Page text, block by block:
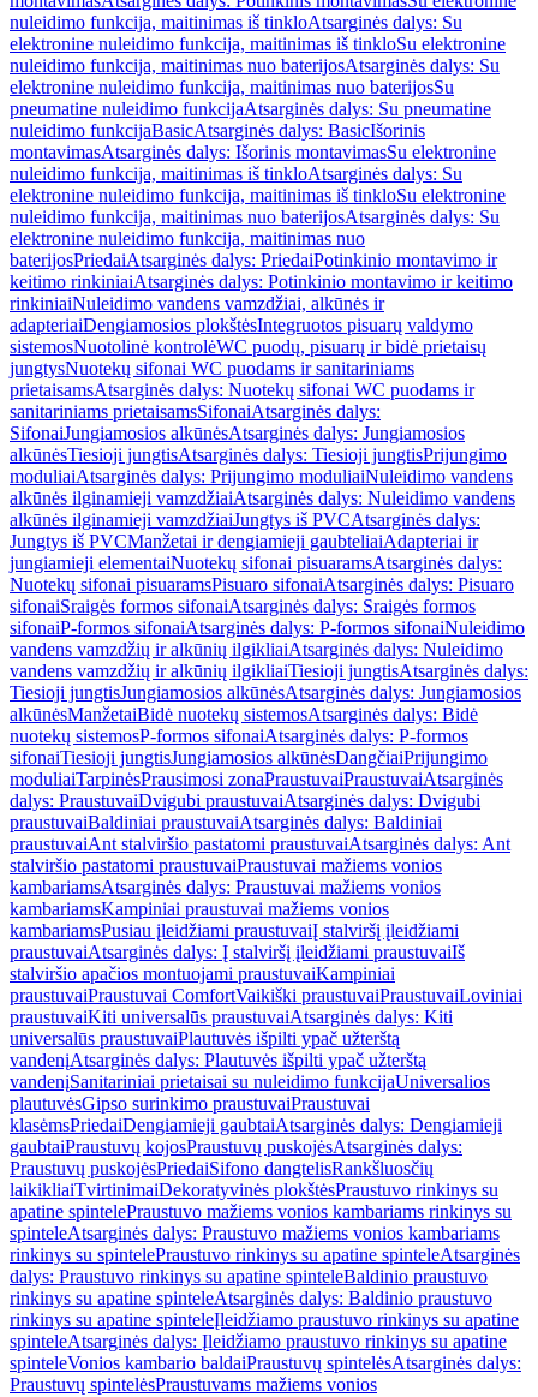
nuleidimo funkcija, maitinimas iš tinkloAtsarginės dalys: Su
elektronine nuleidimo funkcija, maitinimas iš tinkloSu elektronine
nuleidimo funkcija, maitinimas nuo baterijosAtsarginės dalys: Su
elektronine nuleidimo funkcija, maitinimas nuo baterijosSu
pneumatine nuleidimo funkcijaAtsarginės dalys: Su pneumatine
nuleidimo funkcijaBasicAtsarginės dalys: BasicIšorinis
montavimasAtsarginės dalys: Išorinis montavimasSu elektronine
nuleidimo funkcija, maitinimas iš tinkloAtsarginės dalys: Su
elektronine nuleidimo funkcija, maitinimas iš tinkloSu elektronine
nuleidimo funkcija, maitinimas nuo baterijosAtsarginės dalys: Su
elektronine nuleidimo funkcija, maitinimas nuo
baterijosPriedaiAtsarginės dalys: PriedaiPotinkinio montavimo ir
keitimo rinkiniaiAtsarginės dalys: Potinkinio montavimo ir keitimo
rinkiniaiNuleidimo vandens vamzdžiai, alkūnės ir
adapteriaiDengiamosios plokštėsIntegruotos pisuarų valdymo
sistemosNuotolinė kontrolėWC puodų, pisuarų ir bidė prietaisų
jungtysNuotekų sifonai WC puodams ir sanitariniams
prietaisamsAtsarginės dalys: Nuotekų sifonai WC puodams ir
sanitariniams prietaisamsSifonaiAtsarginės dalys:
SifonaiJungiamosios alkūnėsAtsarginės dalys: Jungiamosios
alkūnėsTiesioji jungtisAtsarginės dalys: Tiesioji jungtisPrijungimo
moduliaiAtsarginės dalys: Prijungimo moduliaiNuleidimo vandens
alkūnės ilginamieji vamzdžiaiAtsarginės dalys: Nuleidimo vandens
alkūnės ilginamieji vamzdžiaiJungtys iš PVCAtsarginės dalys:
Jungtys iš PVCManžetai ir dengiamieji gaubteliaiAdapteriai ir
jungiamieji elementaiNuotekų sifonai pisuaramsAtsarginės dalys:
Nuotekų sifonai pisuaramsPisuaro sifonaiAtsarginės dalys: Pisuaro
sifonaiSraigės formos sifonaiAtsarginės dalys: Sraigės formos
sifonaiP-formos sifonaiAtsarginės dalys: P-formos sifonaiNuleidimo
vandens vamzdžių ir alkūnių ilgikliaiAtsarginės dalys: Nuleidimo
vandens vamzdžių ir alkūnių ilgikliaiTiesioji jungtisAtsarginės dalys:
Tiesioji jungtisJungiamosios alkūnėsAtsarginės dalys: Jungiamosios
alkūnėsManžetaiBidė nuotekų sistemosAtsarginės dalys: Bidė
nuotekų sistemosP-formos sifonaiAtsarginės dalys: P-formos
sifonaiTiesioji jungtisJungiamosios alkūnėsDangčiaiPrijungimo
moduliaiTarpinėsPrausimosi zonaPraustuvaiPraustuvaiAtsarginės
dalys: PraustuvaiDvigubi praustuvaiAtsarginės dalys: Dvigubi
praustuvaiBaldiniai praustuvaiAtsarginės dalys: Baldiniai
praustuvaiAnt stalviršio pastatomi praustuvaiAtsarginės dalys: Ant
stalviršio pastatomi praustuvaiPraustuvai mažiems vonios
kambariamsAtsarginės dalys: Praustuvai mažiems vonios
kambariamsKampiniai praustuvai mažiems vonios
kambariamsPusiau įleidžiami praustuvaiĮ stalviršį įleidžiami
praustuvaiAtsarginės dalys: Į stalviršį įleidžiami praustuvaiIš
stalviršio apačios montuojami praustuvaiKampiniai
praustuvaiPraustuvai ComfortVaikiški praustuvaiPraustuvaiLoviniai
praustuvaiKiti universalūs praustuvaiAtsarginės dalys: Kiti
universalūs praustuvaiPlautuvės išpilti ypač užterštą
vandenįAtsarginės dalys: Plautuvės išpilti ypač užterštą
vandenįSanitariniai prietaisai su nuleidimo funkcijaUniversalios
plautuvėsGipso surinkimo praustuvaiPraustuvai
klasėmsPriedaiDengiamieji gaubtaiAtsarginės dalys: Dengiamieji
gaubtaiPraustuvų kojosPraustuvų puskojėsAtsarginės dalys:
Praustuvų puskojėsPriedaiSifono dangtelisRankšluosčių
laikikliaiTvirtinimaiDekoratyvinės plokštėsPraustuvo rinkinys su
apatine spintelePraustuvo mažiems vonios kambariams rinkinys su
spinteleAtsarginės dalys: Praustuvo mažiems vonios kambariams
rinkinys su spintelePraustuvo rinkinys su apatine spinteleAtsarginės
dalys: Praustuvo rinkinys su apatine spinteleBaldinio praustuvo
rinkinys su apatine spinteleAtsarginės dalys: Baldinio praustuvo
rinkinys su apatine spinteleĮleidžiamo praustuvo rinkinys su apatine
spinteleAtsarginės dalys: Įleidžiamo praustuvo rinkinys su apatine
spinteleVonios kambario baldaiPraustuvų spintelėsAtsarginės dalys:
Praustuvų spintelėsPraustuvams mažiems vonios